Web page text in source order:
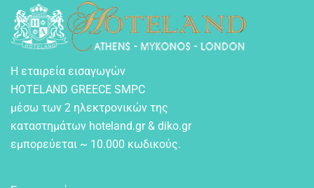
Η εταιρεία εισαγωγών
HOTELAND GREECE SMPC
μέσω των 2 ηλεκτρονικών της
καταστημάτων hoteland.gr & diko.gr
εμπορεύεται ~ 10.000 κωδικούς.